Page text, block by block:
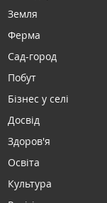
Земля
Ферма
Сад-город
Побут
Бізнес у селі
Досвід
Здоров'я
Освіта
Культура